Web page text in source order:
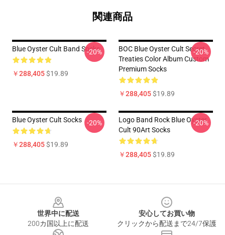
関連商品
Blue Oyster Cult Band Socks
￥288,405$19.89
-20%
BOC Blue Oyster Cult Secret
Treaties Color Album Custom
Premium Socks
￥288,405$19.89
-20%
Blue Oyster Cult Socks
￥288,405$19.89
-20%
Logo Band Rock Blue Oyster
Cult 90Art Socks
￥288,405$19.89
-20%
世界中に配送
200カ国以上に配送
安心してお買い物
クリックから配送まで24/7保護